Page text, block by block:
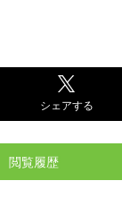
シェアする
閲覧履歴